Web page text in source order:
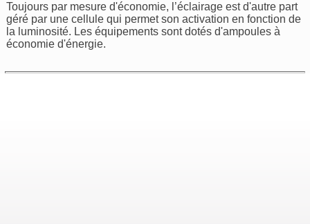
Toujours par mesure d'économie, l’éclairage est d'autre part
géré par une cellule qui permet son activation en fonction de
la luminosité. Les équipements sont dotés d'ampoules à
économie d'énergie.